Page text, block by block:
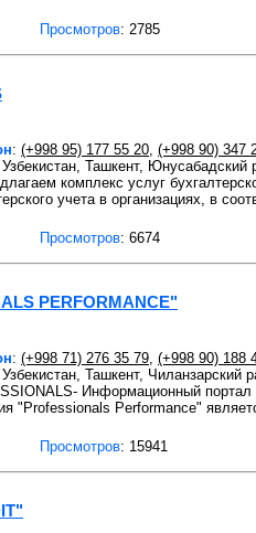
Просмотров: 2785
: (+998 95) 177 55 20, (+998 90) 347
Узбекистан, Ташкент,
комплекс услуг
учета в организациях, в
Просмотров: 6674
PERFORMANCE"
: (+998 71) 276 35 79, (+998 90) 188
Ташкент, Чиланзарский
Информационный портал
"Professionals Performance"
Просмотров: 15941